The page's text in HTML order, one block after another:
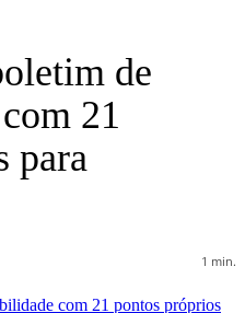
de
21
para
1 min.